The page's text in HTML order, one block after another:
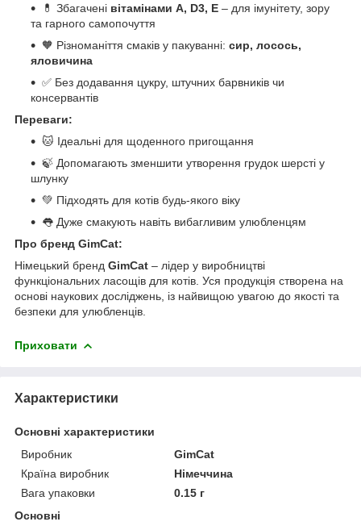
💊 Збагачені вітамінами A, D3, E – для імунітету, зору
та гарного самопочуття
🧡 Різноманіття смаків у пакуванні: сир, лосось,
яловичина
✅ Без додавання цукру, штучних барвників чи
консервантів
Переваги:
🐱 Ідеальні для щоденного пригощання
🍃 Допомагають зменшити утворення грудок шерсті у
шлунку
💚 Підходять для котів будь-якого віку
👅 Дуже смакують навіть вибагливим улюбленцям
Про бренд GimCat:
Німецький бренд GimCat – лідер у виробництві
функціональних ласощів для котів. Уся продукція створена на
основі наукових досліджень, із найвищою увагою до якості та
безпеки для улюбленців.
Приховати
Характеристики
Основні характеристики
Виробник
GimCat
Країна виробник
Німеччина
Вага упаковки
0.15 г
Основні